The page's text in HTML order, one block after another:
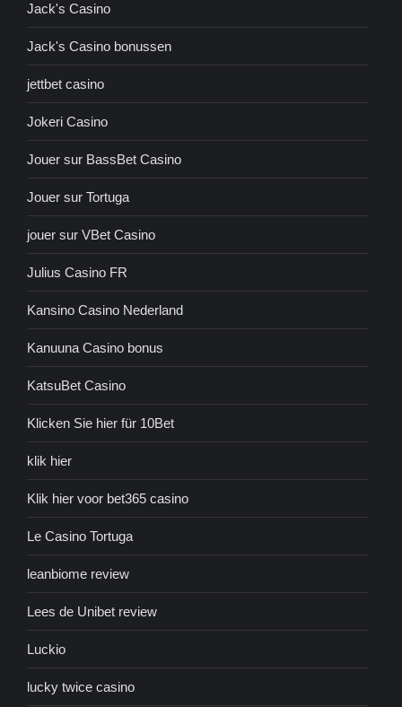
Jack's Casino
Jack's Casino bonussen
jettbet casino
Jokeri Casino
Jouer sur BassBet Casino
Jouer sur Tortuga
jouer sur VBet Casino
Julius Casino FR
Kansino Casino Nederland
Kanuuna Casino bonus
KatsuBet Casino
Klicken Sie hier für 10Bet
klik hier
Klik hier voor bet365 casino
Le Casino Tortuga
leanbiome review
Lees de Unibet review
Luckio
lucky twice casino